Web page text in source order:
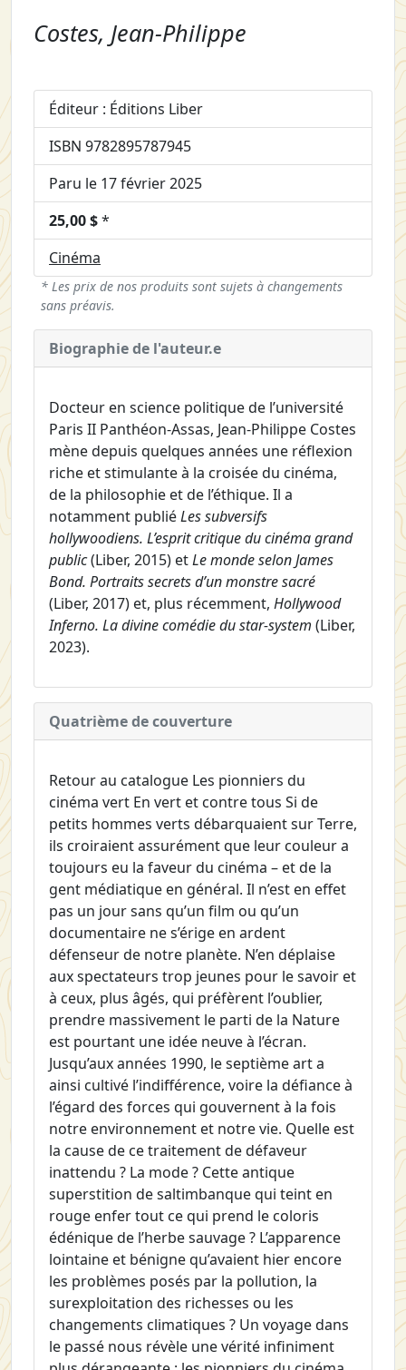
Costes, Jean-Philippe
Éditeur : Éditions Liber
ISBN 9782895787945
Paru le 17 février 2025
25,00 $*
Cinéma
* Les prix de nos produits sont sujets à changements
sans préavis.
Biographie de l'auteur.e
Docteur en science politique de l’université
Paris II Panthéon-Assas, Jean-Philippe Costes
mène depuis quelques années une réflexion
riche et stimulante à la croisée du cinéma,
de la philosophie et de l’éthique. Il a
notamment publiéLes subversifs
hollywoodiens. L’esprit critique du cinéma grand
public(Liber, 2015) etLe monde selon James
Bond. Portraits secrets d’un monstre sacré
(Liber, 2017) et, plus récemment, Hollywood
Inferno. La divine comédie du star-system (Liber,
2023).
Quatrième de couverture
Retour au catalogue Les pionniers du
cinéma vert En vert et contre tous Si de
petits hommes verts débarquaient sur Terre,
ils croiraient assurément que leur couleur a
toujours eu la faveur du cinéma – et de la
gent médiatique en général. Il n’est en effet
pas un jour sans qu’un film ou qu’un
documentaire ne s’érige en ardent
défenseur de notre planète. N’en déplaise
aux spectateurs trop jeunes pour le savoir et
à ceux, plus âgés, qui préfèrent l’oublier,
prendre massivement le parti de la Nature
est pourtant une idée neuve à l’écran.
Jusqu’aux années 1990, le septième art a
ainsi cultivé l’indifférence, voire la défiance à
l’égard des forces qui gouvernent à la fois
notre environnement et notre vie. Quelle est
la cause de ce traitement de défaveur
inattendu ? La mode ? Cette antique
superstition de saltimbanque qui teint en
rouge enfer tout ce qui prend le coloris
édénique de l’herbe sauvage ? L’apparence
lointaine et bénigne qu’avaient hier encore
les problèmes posés par la pollution, la
surexploitation des richesses ou les
changements climatiques ? Un voyage dans
le passé nous révèle une vérité infiniment